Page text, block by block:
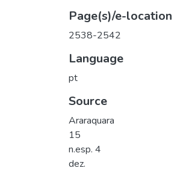
Page(s)/e-location
2538-2542
Language
pt
Source
Araraquara
15
n.esp. 4
dez.